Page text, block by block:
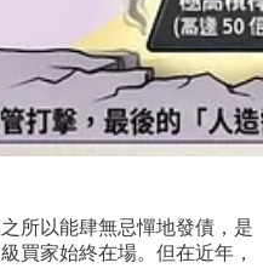
所以能肆無忌憚地發債，是
買家始終在場。但在近年，